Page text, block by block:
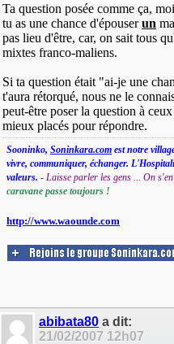
Ta question posée comme ça,
tu as une chance d'épouserun
pas lieu d'être, car, on sait tous
mixtes franco-maliens.
Si ta question était "ai-je une
t'aura rétorqué, nous ne le
peut-être poser la question à
mieux placés pour répondre.
Sooninko, Soninkara.com est notre
vivre, communiquer, échanger.
valeurs. - Laisse parler les gens ... On
caravane passe toujours !
http://www.waounde.com
abibata80 a dit:
21/02/2007 12h07